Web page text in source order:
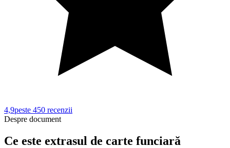
4,9peste 450 recenzii
Despre document
Ce este extrasul de carte funciară